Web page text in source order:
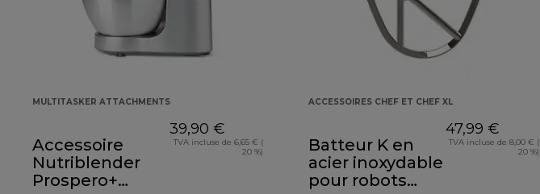
MULTITASKER ATTACHMENTS
Accessoire
Nutriblender
Prospero+
39,90 €
TVA incluse de 6,65 € (
20 %)
ACCESSOIRES CHEF ET CHEF XL
Batteur K en
acier inoxydable
pour robots
47,99 €
TVA incluse de 8,00 € (
20 %)